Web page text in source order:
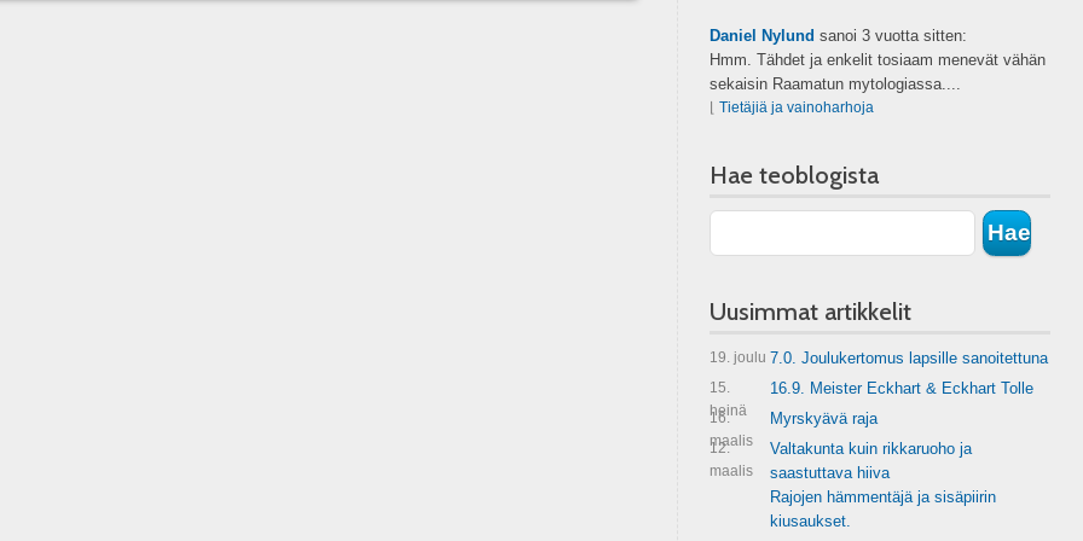
Daniel Nylund sanoi 3 vuotta sitten:
Hmm. Tähdet ja enkelit tosiaam menevät vähän
sekaisin Raamatun mytologiassa....
Tietäjiä ja vainoharhoja
Hae teoblogista
Uusimmat artikkelit
19. joulu 7.0. Joulukertomus lapsille sanoitettuna
15.
heinä
16.9. Meister Eckhart & Eckhart Tolle
16.
maalis
Myrskyävä raja
12.
maalis
Valtakunta kuin rikkaruoho ja
saastuttava hiiva
Rajojen hämmentäjä ja sisäpiirin
kiusaukset.